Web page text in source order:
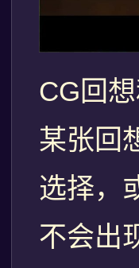
CG回
某张回
选择，
不会出